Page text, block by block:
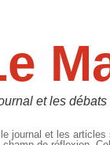
et les débats
journal et les articles